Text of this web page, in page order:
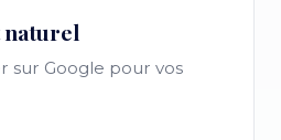
naturel
sur Google pour vos